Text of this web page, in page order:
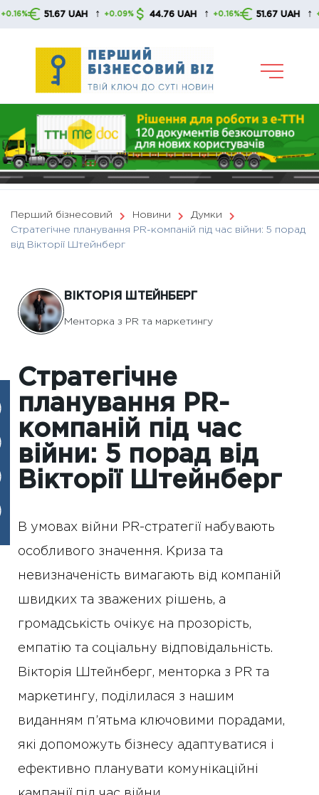
Skip
51.67 UAH ↑ +0.09% 44.76 UAH ↑ +0.16% 51.67 UAH ↑ +0.09%
Перший бізнесовий Новини
Думки
Стратегічне планування PR-компаній під час війни: 5 порад
від Вікторії Штейнберг
ВІКТОРІЯ ШТЕЙНБЕРГ
Менторка з PR та маркетингу
Стратегічне
планування PR-
компаній під час
війни: 5 порад від
Вікторії Штейнберг
В умовах війни PR-стратегії набувають
особливого значення. Криза та
невизначеність вимагають від компаній
швидких та зважених рішень, а
громадськість очікує на прозорість,
емпатію та соціальну відповідальність.
Вікторія Штейнберг, менторка з PR та
маркетингу, поділилася з нашим
виданням п’ятьма ключовими порадами,
які допоможуть бізнесу адаптуватися і
ефективно планувати комунікаційні